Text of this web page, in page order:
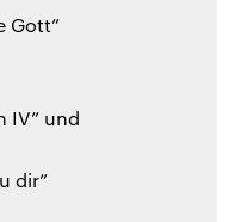
Gott”
IV” und
dir”